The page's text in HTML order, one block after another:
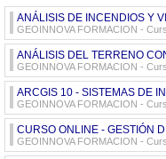
ANÁLISIS DE INCENDIOS Y
GEOINNOVA FORMACION -
ANÁLISIS DEL TERRENO
GEOINNOVA FORMACION -
ARCGIS 10 - SISTEMAS DE
GEOINNOVA FORMACION -
CURSO ONLINE - GESTIÓN
GEOINNOVA FORMACION -